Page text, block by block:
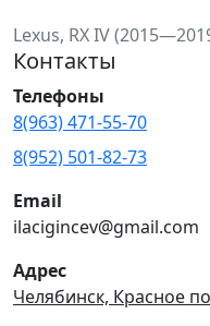
Lexus, RX IV
Контакты
Телефоны
8(963) 471-55-70
8(952) 501-82-73
Email
ilacigincev@gmail.com
Адрес
Челябинск, Красное